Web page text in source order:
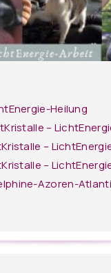
Heilung
–
–
–
Azoren-